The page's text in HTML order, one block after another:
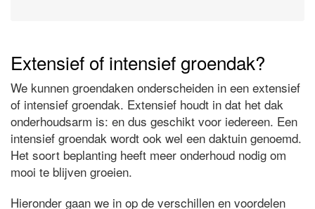
Extensief of intensief groendak?
We kunnen groendaken onderscheiden in een extensief
of intensief groendak. Extensief houdt in dat het dak
onderhoudsarm is: en dus geschikt voor iedereen. Een
intensief groendak wordt ook wel een daktuin genoemd.
Het soort beplanting heeft meer onderhoud nodig om
mooi te blijven groeien.
Hieronder gaan we in op de verschillen en voordelen